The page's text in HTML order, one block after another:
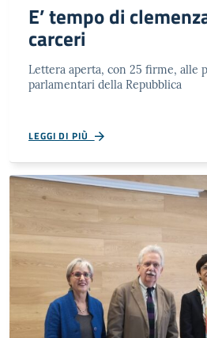
E’ tempo di
carceri
Lettera aperta, con 25 firme, alle
parlamentari della Repubblica
LEGGI DI PIÙ